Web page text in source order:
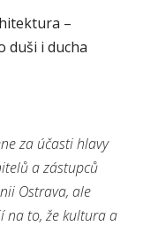
–
duši i ducha
za účasti hlavy
a zástupců
Ostrava, ale
na to, že kultura a